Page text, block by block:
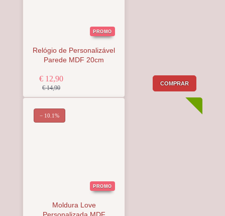
PROMO
Relógio de Personalizável
Parede MDF 20cm
€ 12,90
€ 14,90
COMPRAR
PROMO
Moldura Love
− 10.1%